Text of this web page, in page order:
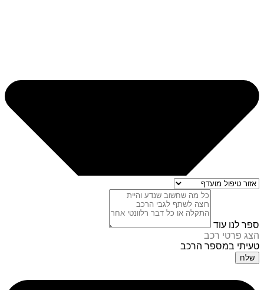
ספר לנו עוד
הצג פרטי רכב
טעיתי במספר הרכב
שלח